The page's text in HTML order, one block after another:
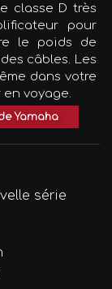
classe D très
pour
le poids de
câbles. Les
dans votre
voyage.
Yamaha
série